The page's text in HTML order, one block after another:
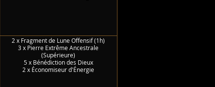
2 x Fragment de Lune Offensif (1h)
3 x Pierre Extrême Ancestrale
(Supérieure)
5 x Bénédiction des Dieux
2 x Économiseur d'Énergie